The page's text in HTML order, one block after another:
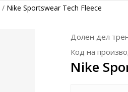
Nike Sportswear Tech Fleece
Долен дел
Код на
Nike